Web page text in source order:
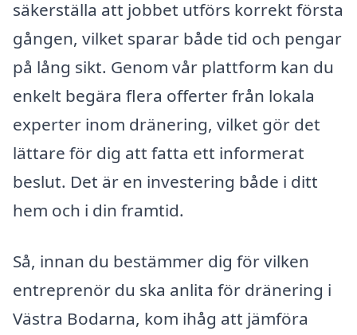
säkerställa att jobbet utförs korrekt första
gången, vilket sparar både tid och pengar
på lång sikt. Genom vår plattform kan du
enkelt begära flera offerter från lokala
experter inom dränering, vilket gör det
lättare för dig att fatta ett informerat
beslut. Det är en investering både i ditt
hem och i din framtid.
Så, innan du bestämmer dig för vilken
entreprenör du ska anlita för dränering i
Västra Bodarna, kom ihåg att jämföra